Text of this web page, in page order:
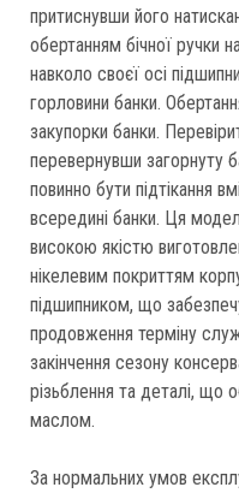
притиснувши його
обертанням бічної ручки
навколо своєї осі
горловини банки.
закупорки банки.
перевернувши загорнуту
повинно бути підтікання
всередині банки. Ця
високою якістю
нікелевим покриттям
підшипником, що
продовження терміну
закінчення сезону
різьблення та деталі, що
маслом.
За нормальних умов